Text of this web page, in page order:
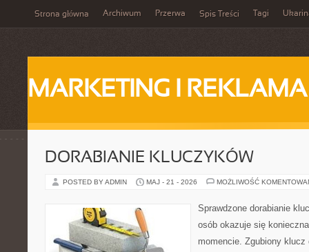
Strona główna Archiwum Przerwa Spis Treści Tagi
MARKETING I REKLAMA
DORABIANIE KLUCZYKÓW
POSTED BY ADMIN MAJ - 21 - 2026 MOŻLIWOŚĆ
Sprawdzone dorabianie
osób okazuje się
momencie. Zgubiony